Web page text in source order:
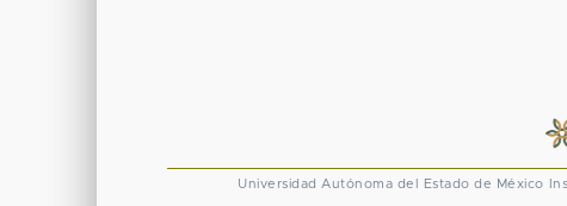
Universidad Autónoma del Estado de México